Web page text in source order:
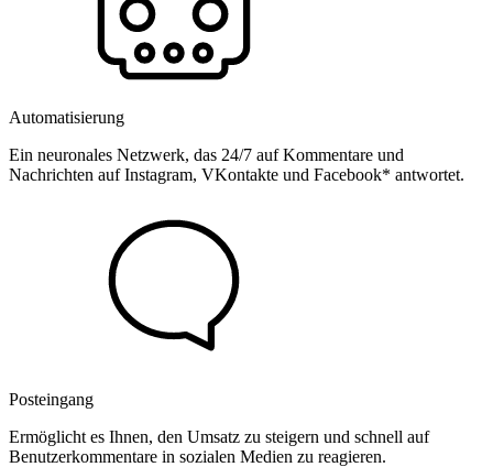
Automatisierung
Ein neuronales Netzwerk, das 24/7 auf Kommentare und
Nachrichten auf Instagram, VKontakte und Facebook* antwortet.
Posteingang
Ermöglicht es Ihnen, den Umsatz zu steigern und schnell auf
Benutzerkommentare in sozialen Medien zu reagieren.